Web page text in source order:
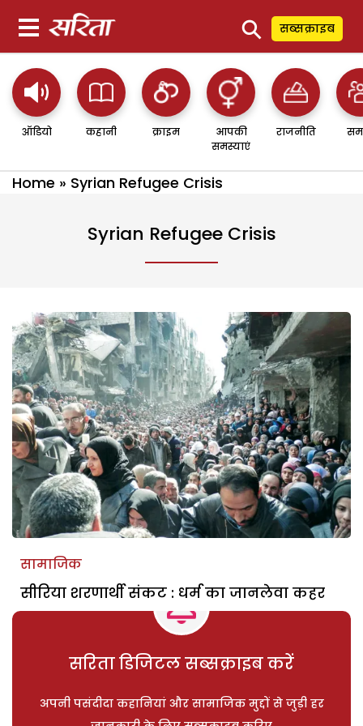
⚲ सब्सक्राइब
ऑडियो कहानी क्राइम
आपकी
समस्याएं
राजनीति
Home » Syrian Refugee Crisis
Syrian Refugee Crisis
सामाजिक
सीरिया शरणार्थी संकट : धर्म का जानलेवा कहर
सरिता डिजिटल सब्सक्राइब करें
अपनी पसंदीदा कहानियां और सामाजिक मुद्दों से जुड़ी हर